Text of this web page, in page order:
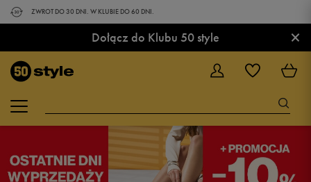
ZWROT DO 30 DNI. W KLUBIE DO 60 DNI.
Dołącz do Klubu 50 style ×